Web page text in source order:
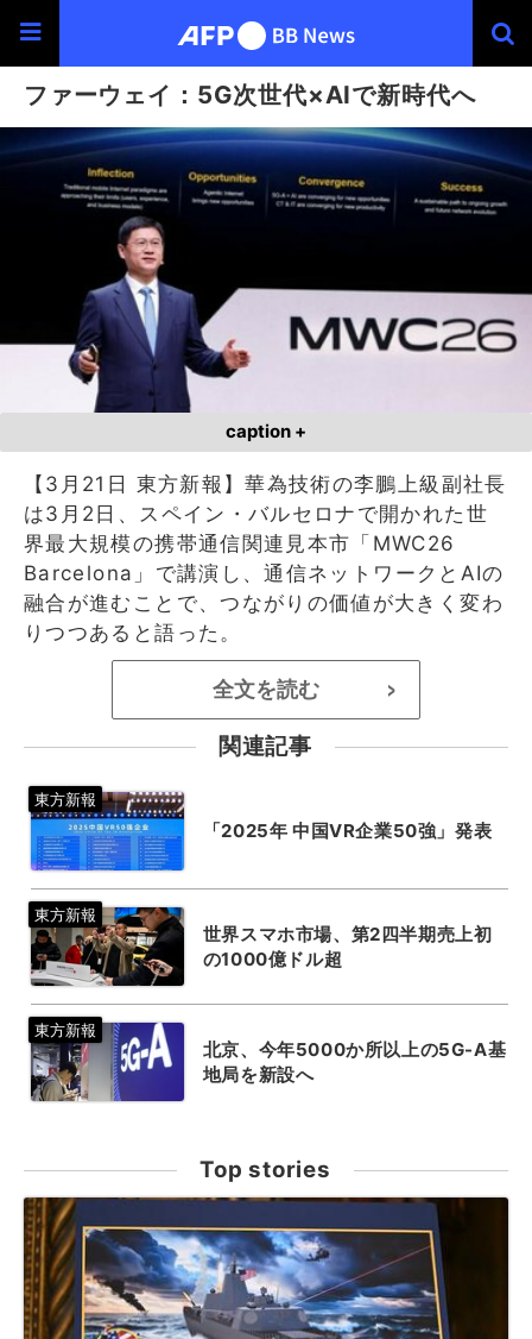
ファーウェイ：5G次世代×AIで新時代へ
caption +
【3月21日 東方新報】華為技術の李鵬上級副社長
は3月2日、スペイン・バルセロナで開かれた世
界最大規模の携帯通信関連見本市「MWC26
Barcelona」で講演し、通信ネットワークとAIの
融合が進むことで、つながりの価値が大きく変わ
りつつあると語った。
全文を読む >
関連記事
「2025年 中国VR企業50強」発表
世界スマホ市場、第2四半期売上初
の1000億ドル超
北京、今年5000か所以上の5G-A基
地局を新設へ
Top stories